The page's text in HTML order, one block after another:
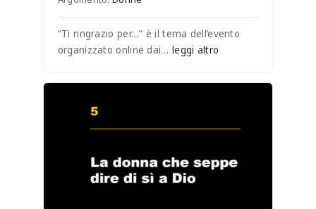
“Ti ringrazio per…” è il tema dell’evento
organizzato online dai… leggi altro